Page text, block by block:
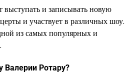
выступать и записывать новую
и участвует в различных шоу.
из самых популярных и
Валерии Ротару?